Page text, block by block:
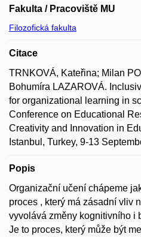
Fakulta / Pracoviště MU
Filozofická fakulta
Citace
TRNKOVÁ, Kateřina; Milan
Bohumíra LAZAROVÁ.
for organizational learning in
Conference on Educational
Creativity and Innovation in
Istanbul, Turkey, 9-13
Popis
Organizační učení chápeme
proces , který má zásadní vliv
vyvolává změny kognitivního i
Je to proces, který může být